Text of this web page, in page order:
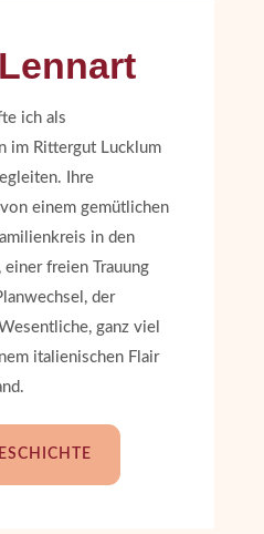
ich als
im Rittergut Lucklum
Ihre
einem gemütlichen
in den
freien Trauung
der
ganz viel
italienischen Flair